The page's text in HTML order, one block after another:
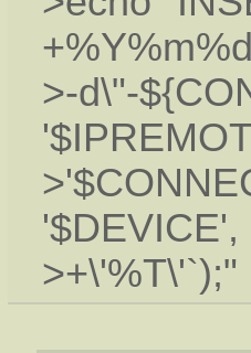
>-d\"-
'$DEVICE',
>+\'%T\'`);"